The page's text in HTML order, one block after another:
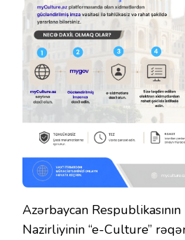
Azərbaycan
Nazirliyinin “e-Culture”